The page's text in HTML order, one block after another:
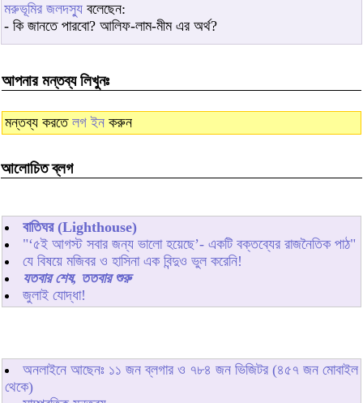
মরুভূমির জলদস্যু বলেছেন:
- কি জানতে পারবো? আলিফ-লাম-মীম এর অর্থ?
আপনার মন্তব্য লিখুনঃ
মন্তব্য করতে লগ ইন করুন
আলোচিত ব্লগ
বাতিঘর (Lighthouse)
"‘৫ই আগস্ট সবার জন্য ভালো হয়েছে’- একটি বক্তব্যের রাজনৈতিক পাঠ"
যে বিষয়ে মজিবর ও হাসিনা এক বিন্দুও ভুল করেনি!
যতবার শেষ, ততবার শুরু
জুলাই যোদ্ধা!
অনলাইনে আছেনঃ ১১ জন ব্লগার ও ৭৮৪ জন ভিজিটর (৪৫৭ জন মোবাইল
থেকে)